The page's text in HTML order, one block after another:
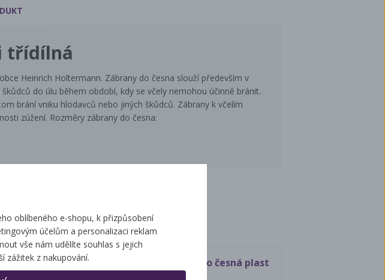
třídílná
Heinrich Holtermann. Zábrany do česna slouží především v
do úlu během období, kdy se včely nemohou účinně bránit.
brání vniku hlodavců nebo jiných škůdců. Zábrany k včelím
zúžení. Rozměry zábrany do česna:
Související zboží
Zábrana do česna Zábrany do česná plast
oblíbeného e-shopu, k přizpůsobení
účelům a personalizaci reklam
vše nám udělíte souhlas s jejich
zážitek z nakupování.